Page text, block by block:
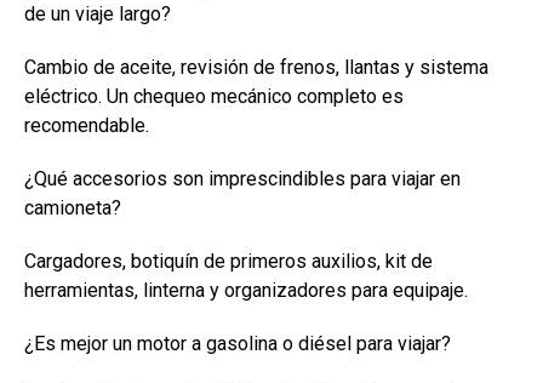
de un viaje largo?
Cambio de aceite, revisión de frenos, llantas y sistema
eléctrico. Un chequeo mecánico completo es
recomendable.
¿Qué accesorios son imprescindibles para viajar en
camioneta?
Cargadores, botiquín de primeros auxilios, kit de
herramientas, linterna y organizadores para equipaje.
¿Es mejor un motor a gasolina o diésel para viajar?